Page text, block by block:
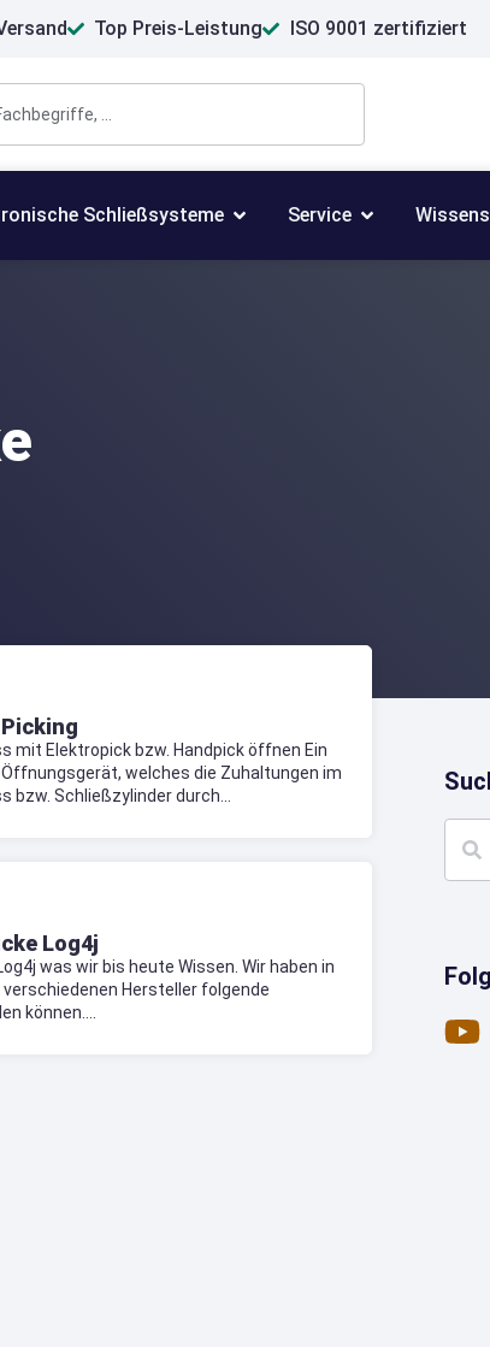
Top Preis-Leistung ISO 9001 zertifiziert
Schließsysteme Service
mit Elektropick bzw. Handpick öffnen Ein
welches die Zuhaltungen im
bzw. Schließzylinder durch...
Log4j
was wir bis heute Wissen. Wir haben in
Hersteller folgende
können....